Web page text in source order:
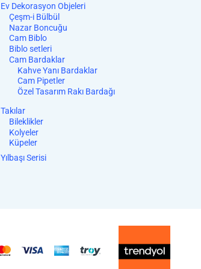
Ev Dekorasyon Objeleri
Çeşm-i Bülbül
Nazar Boncuğu
Cam Biblo
Biblo setleri
Cam Bardaklar
Kahve Yanı Bardaklar
Cam Pipetler
Özel Tasarım Rakı Bardağı
Takılar
Bileklikler
Kolyeler
Küpeler
Yılbaşı Serisi